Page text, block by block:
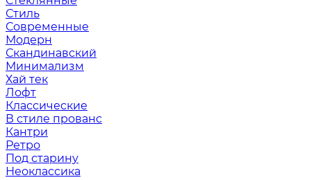
Стиль
Современные
Модерн
Скандинавский
Минимализм
Хай тек
Лофт
Классические
В стиле прованс
Кантри
Ретро
Под старину
Неоклассика